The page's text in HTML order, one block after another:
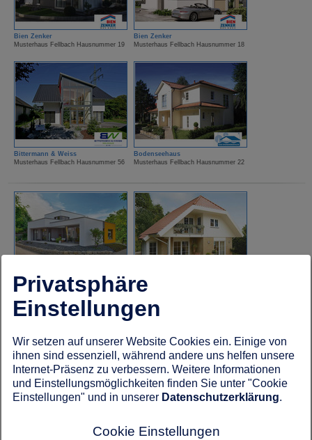
Bien Zenker
Musterhaus Fellbach Hausnummer 19
Bien Zenker
Musterhaus Fellbach Hausnummer 18
Bittermann & Weiss
Musterhaus Fellbach Hausnummer 56
Bodenseehaus
Musterhaus Fellbach Hausnummer 22
Büdenbender
Musterhaus Fellbach Hausnummer 35
Danhaus
Musterhaus Fellbach Hausnummer 17
Fertighaus Weiss
Fertighaus Weiss
Privatsphäre
Einstellungen
Wir setzen auf unserer Website Cookies ein. Einige von
ihnen sind essenziell, während andere uns helfen unsere
Internet-Präsenz zu verbessern. Weitere Informationen
und Einstellungsmöglichkeiten finden Sie unter "Cookie
Einstellungen" und in unserer Datenschutzerklärung.
Cookie Einstellungen